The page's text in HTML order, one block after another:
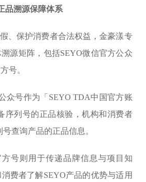
品溯源保障体系
、保护消费者合法权益，金豪漾专
源矩阵，包括SEYO微信官方公众
号。
众号作为「SEYO TDA中国官方账
序列号的正品核验，机构和消费者
查询产品的正品信息。
方号则用于传递品牌信息与项目知
费者了解SEYO产品的优势与适用